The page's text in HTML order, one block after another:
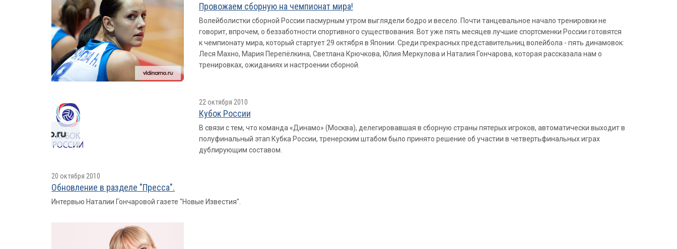
Провожаем сборную на чемпионат мира!
Волейболистки сборной России пасмурным утром выглядели бодро и весело. Почти танцевальное начало тренировки не
говорит, впрочем, о беззаботности спортивного существования. Вот уже пять месяцев лучшие спортсменки России готовятся
к чемпионату мира, который стартует 29 октября в Японии. Среди прекрасных представительниц волейбола - пять динамовок:
Леся Махно, Мария Перепёлкина, Светлана Крючкова, Юлия Меркулова и Наталия Гончарова, которая рассказала нам о
тренировках, ожиданиях и настроении сборной.
22 октября 2010
Кубок России
В связи с тем, что команда «Динамо» (Москва), делегировавшая в сборную страны пятерых игроков, автоматически выходит в
полуфинальный этап Кубка России, тренерским штабом было принято решение об участии в четвертьфинальных играх
дублирующим составом.
20 октября 2010
Обновление в разделе "Пресса".
Интервью Наталии Гончаровой газете "Новые Известия".